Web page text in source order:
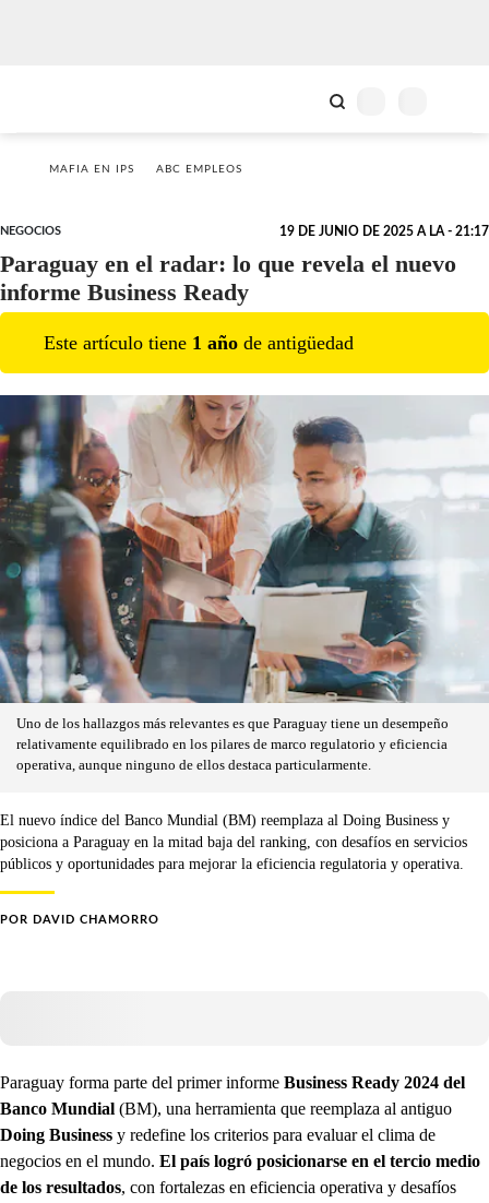
MAFIA EN IPS ABC EMPLEOS
NEGOCIOS 19 DE JUNIO DE 2025 A LA - 21:17
Paraguay en el radar: lo que revela el nuevo
informe Business Ready
Este artículo tiene 1 año de antigüedad
Uno de los hallazgos más relevantes es que Paraguay tiene un desempeño
relativamente equilibrado en los pilares de marco regulatorio y eficiencia
operativa, aunque ninguno de ellos destaca particularmente.
El nuevo índice del Banco Mundial (BM) reemplaza al Doing Business y
posiciona a Paraguay en la mitad baja del ranking, con desafíos en servicios
públicos y oportunidades para mejorar la eficiencia regulatoria y operativa.
POR DAVID CHAMORRO
Paraguay forma parte del primer informe Business Ready 2024 del
Banco Mundial (BM), una herramienta que reemplaza al antiguo
Doing Business y redefine los criterios para evaluar el clima de
negocios en el mundo. El país logró posicionarse en el tercio medio
de los resultados, con fortalezas en eficiencia operativa y desafíos